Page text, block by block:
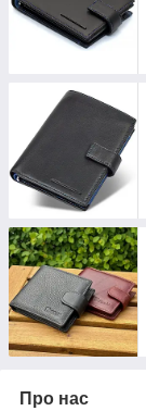
Про нас